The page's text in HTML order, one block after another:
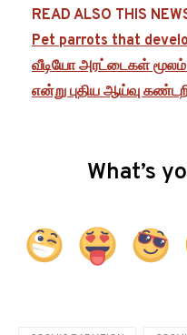
READ ALSO THIS
Pet parrots that
வீடியோ அரட்டைகள்
என்று புதிய ஆய்வு
What’s